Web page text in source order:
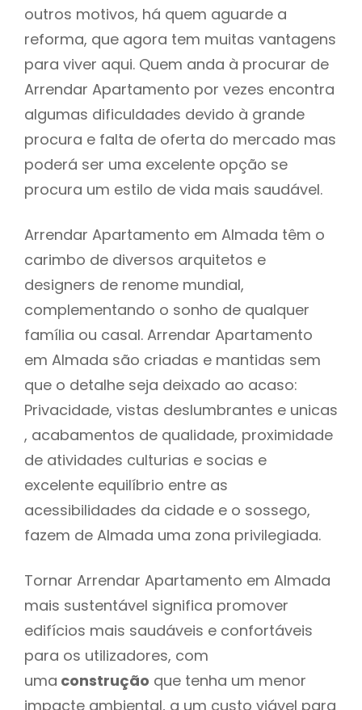
outros motivos, há quem aguarde a
reforma, que agora tem muitas vantagens
para viver aqui. Quem anda à procurar de
Arrendar Apartamento por vezes encontra
algumas dificuldades devido à grande
procura e falta de oferta do mercado mas
poderá ser uma excelente opção se
procura um estilo de vida mais saudável.
Arrendar Apartamento em Almada têm o
carimbo de diversos arquitetos e
designers de renome mundial,
complementando o sonho de qualquer
família ou casal. Arrendar Apartamento
em Almada são criadas e mantidas sem
que o detalhe seja deixado ao acaso:
Privacidade, vistas deslumbrantes e unicas
, acabamentos de qualidade, proximidade
de atividades culturias e socias e
excelente equilíbrio entre as
acessibilidades da cidade e o sossego,
fazem de Almada uma zona privilegiada.
Tornar Arrendar Apartamento em Almada
mais sustentável significa promover
edifícios mais saudáveis e confortáveis
para os utilizadores, com
uma construção que tenha um menor
impacte ambiental, a um custo viável para